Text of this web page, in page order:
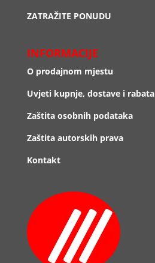
ZATRAŽITE PONUDU
INFORMACIJE
O prodajnom mjestu
Uvjeti kupnje, dostave i rabata
Zaštita osobnih podataka
Zaštita autorskih prava
Kontakt